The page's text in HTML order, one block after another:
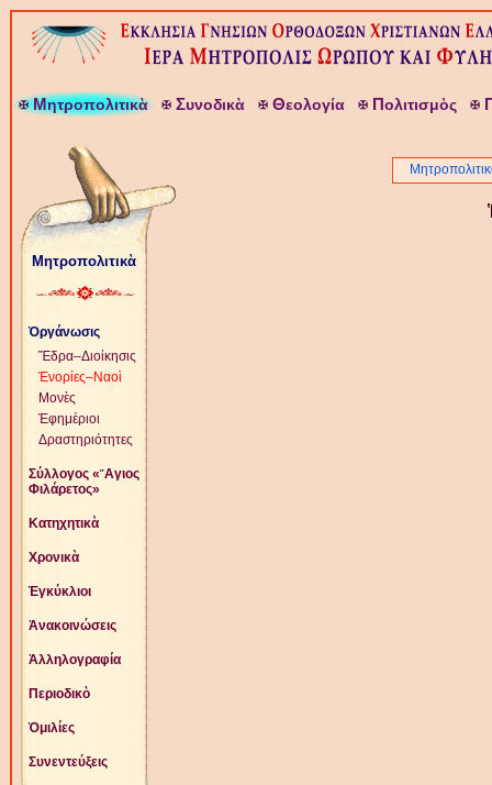
Μητροπολιτικὰ Συνοδικὰ Θεολογία Πολιτισμὸς
Μητροπολιτικὰ
Ὀργάνωσις
Ἕδρα–Διοίκησις
Ἐνορίες–Ναοὶ
Μονὲς
Ἐφημέριοι
Δραστηριότητες
Σύλλογος «῞Αγιος
Φιλάρετος»
Κατηχητικὰ
Χρονικὰ
Ἐγκύκλιοι
Ἀνακοινώσεις
Ἀλληλογραφία
Περιοδικὸ
Ὁμιλίες
Συνεντεύξεις